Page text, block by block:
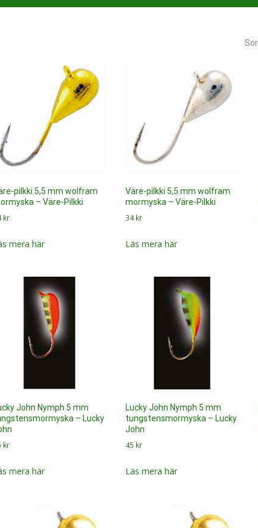
pilkki 5,5 mm wolfram
– Väre-Pilkki
kr
mera här
Väre-pilkki 5,5 mm wolfram
mormyska – Väre-Pilkki
34kr
Läs mera här
John Nymph 5 mm
– Lucky
kr
mera här
Lucky John Nymph 5 mm
tungstensmormyska – Lucky
John
45 kr
Läs mera här